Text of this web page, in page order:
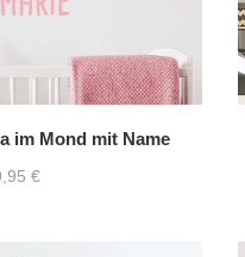
im Mond mit Name
€